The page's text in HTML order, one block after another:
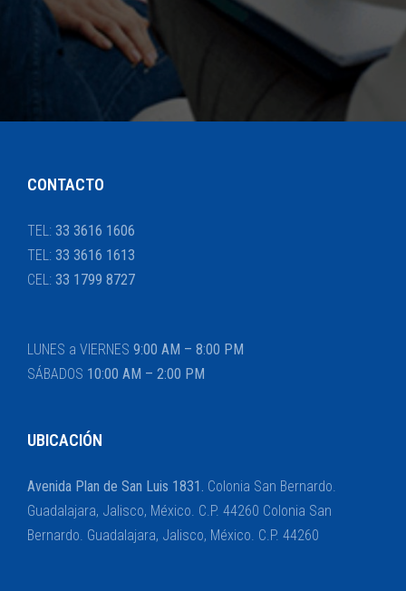
CONTACTO
TEL: 33 3616 1606
TEL: 33 3616 1613
CEL: 33 1799 8727
LUNES a VIERNES 9:00 AM – 8:00 PM
SÁBADOS 10:00 AM – 2:00 PM
UBICACIÓN
Avenida Plan de San Luis 1831. Colonia San Bernardo.
Guadalajara, Jalisco, México. C.P. 44260 Colonia San
Bernardo. Guadalajara, Jalisco, México. C.P. 44260